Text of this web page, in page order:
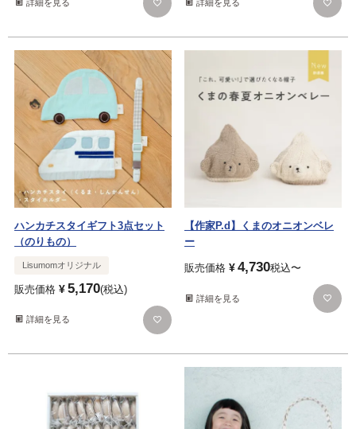
詳細を見る 詳細を見る
ハンカチスタイギフト3点セット
（のりもの）
Lisumomオリジナル
販売価格 ¥5,170 税込
詳細を見る
【作家P.d】くまのオニオンベレ
ー
販売価格 ¥4,730税込〜
詳細を見る